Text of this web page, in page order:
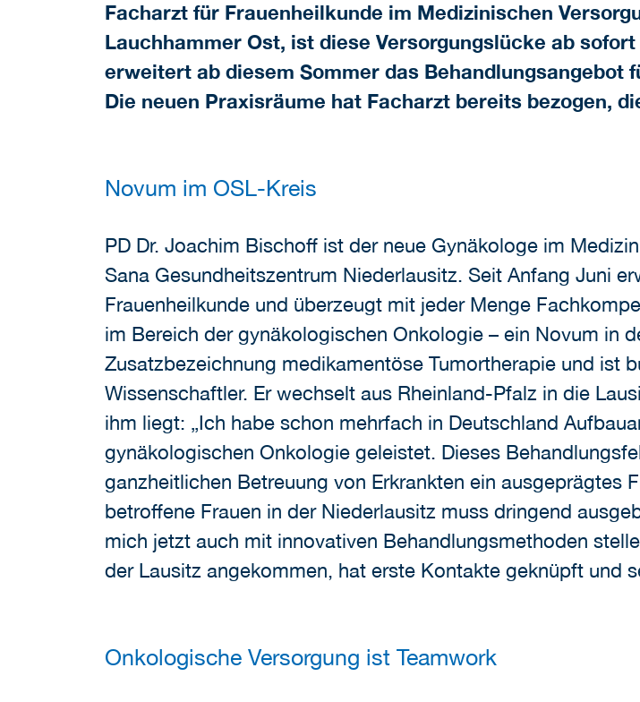
Facharzt für Frauenheilkunde im Medizinischen
Lauchhammer Ost, ist diese Versorgungslücke ab
erweitert ab diesem Sommer das Behandlungsangebot
Die neuen Praxisräume hat Facharzt bereits bezogen,
Novum im OSL-Kreis
PD Dr. Joachim Bischoff ist der neue Gynäkologe im
Sana Gesundheitszentrum Niederlausitz. Seit Anfang Juni
Frauenheilkunde und überzeugt mit jeder Menge
im Bereich der gynäkologischen Onkologie – ein Novum in
Zusatzbezeichnung medikamentöse Tumortherapie und ist
Wissenschaftler. Er wechselt aus Rheinland-Pfalz in die
ihm liegt: „Ich habe schon mehrfach in Deutschland
gynäkologischen Onkologie geleistet. Dieses
ganzheitlichen Betreuung von Erkrankten ein ausgeprägtes
betroffene Frauen in der Niederlausitz muss dringend
mich jetzt auch mit innovativen Behandlungsmethoden
der Lausitz angekommen, hat erste Kontakte geknüpft und
Onkologische Versorgung ist Teamwork